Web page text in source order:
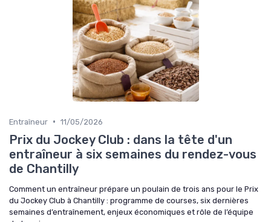
Entraîneur • 11/05/2026
Prix du Jockey Club : dans la tête d'un
entraîneur à six semaines du rendez-vous
de Chantilly
Comment un entraîneur prépare un poulain de trois ans pour le Prix
du Jockey Club à Chantilly : programme de courses, six dernières
semaines d’entraînement, enjeux économiques et rôle de l’équipe